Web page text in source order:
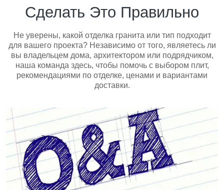
Сделать Это Правильно
Не уверены, какой отделка гранита или тип подходит
для вашего проекта? Независимо от того, являетесь ли
вы владельцем дома, архитектором или подрядчиком,
наша команда здесь, чтобы помочь с выбором плит,
рекомендациями по отделке, ценами и вариантами
доставки.